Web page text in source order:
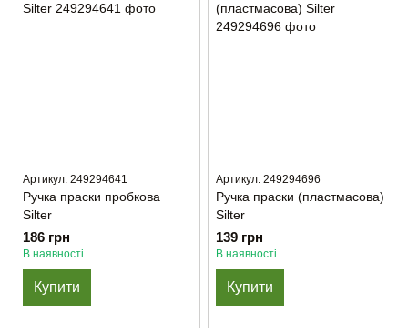
Артикул: 249294641
Ручка праски пробкова
Silter
186 грн
В наявності
Купити
Артикул: 249294696
Ручка праски (пластмасова)
Silter
139 грн
В наявності
Купити